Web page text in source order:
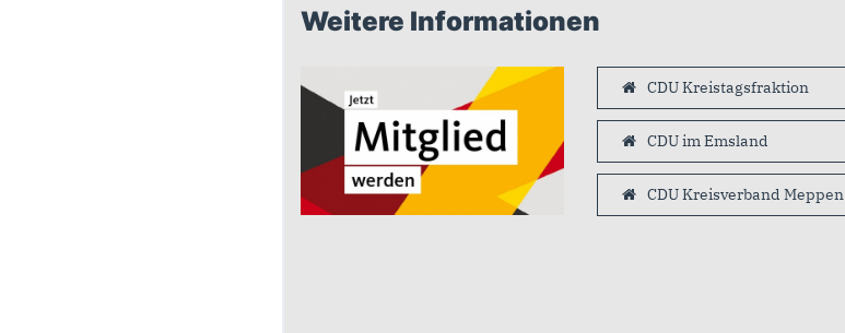
Weitere Informationen
CDU Kreistagsfraktion
CDU im Emsland
CDU Kreisverband Meppen